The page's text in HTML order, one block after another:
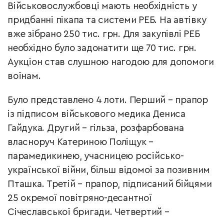
Військовослужбовці мають необхідність у
придбанні пікапа та системи РЕБ. На автівку
вже зібрано 250 тис. грн. Для закупівлі РЕБ
необхідно було задонатити ще 70 тис. грн.
Аукціон став слушною нагодою для допомоги
воїнам.
Було представлено 4 лоти. Перший – прапор
із підписом військового медика Дениса
Гайдука. Другий – гільза, розфарбована
власноруч Катериною Поліщук –
парамедикинею, учасницею російсько-
української війни, більш відомої за позивним
Пташка. Третій – прапор, підписаний бійцями
25 окремої повітряно-десантної
Січеславської бригади. Четвертий –